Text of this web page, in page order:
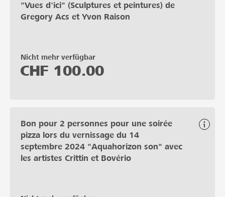
"Vues d'ici" (Sculptures et peintures) de
Gregory Acs et Yvon Raison
Nicht mehr verfügbar
CHF 100.00
Bon pour 2 personnes pour une soirée
pizza lors du vernissage du 14
septembre 2024 "Aquahorizon son" avec
les artistes Crittin et Bovério